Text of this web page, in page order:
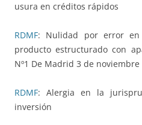
usura en créditos rápidos
RDMF: Nulidad por error en
producto estructurado con
Nº1 De Madrid 3 de noviembre
RDMF: Alergia en la
inversión